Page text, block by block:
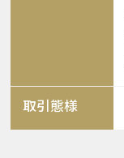
取引態様